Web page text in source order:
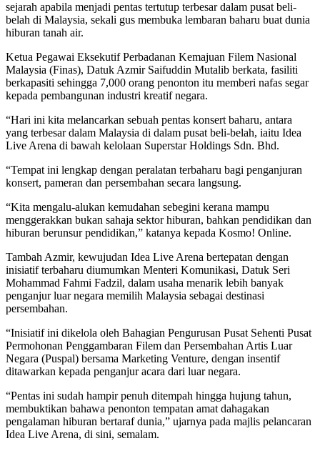
sejarah apabila menjadi pentas tertutup terbesar dalam pusat beli-
belah di Malaysia, sekali gus membuka lembaran baharu buat dunia
hiburan tanah air.
Ketua Pegawai Eksekutif Perbadanan Kemajuan Filem Nasional
Malaysia (Finas), Datuk Azmir Saifuddin Mutalib berkata, fasiliti
berkapasiti sehingga 7,000 orang penonton itu memberi nafas segar
kepada pembangunan industri kreatif negara.
“Hari ini kita melancarkan sebuah pentas konsert baharu, antara
yang terbesar dalam Malaysia di dalam pusat beli-belah, iaitu Idea
Live Arena di bawah kelolaan Superstar Holdings Sdn. Bhd.
“Tempat ini lengkap dengan peralatan terbaharu bagi penganjuran
konsert, pameran dan persembahan secara langsung.
“Kita mengalu-alukan kemudahan sebegini kerana mampu
menggerakkan bukan sahaja sektor hiburan, bahkan pendidikan dan
hiburan berunsur pendidikan,” katanya kepada Kosmo! Online.
Tambah Azmir, kewujudan Idea Live Arena bertepatan dengan
inisiatif terbaharu diumumkan Menteri Komunikasi, Datuk Seri
Mohammad Fahmi Fadzil, dalam usaha menarik lebih banyak
penganjur luar negara memilih Malaysia sebagai destinasi
persembahan.
“Inisiatif ini dikelola oleh Bahagian Pengurusan Pusat Sehenti Pusat
Permohonan Penggambaran Filem dan Persembahan Artis Luar
Negara (Puspal) bersama Marketing Venture, dengan insentif
ditawarkan kepada penganjur acara dari luar negara.
“Pentas ini sudah hampir penuh ditempah hingga hujung tahun,
membuktikan bahawa penonton tempatan amat dahagakan
pengalaman hiburan bertaraf dunia,” ujarnya pada majlis pelancaran
Idea Live Arena, di sini, semalam.